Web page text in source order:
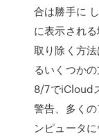
合は勝手に
に表示され
取り除く方
るいくつか
8/7でiCloud
警告、多く
ンピュータ